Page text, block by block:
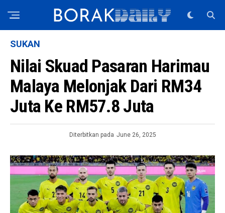
SUKAN
Nilai Skuad Pasaran Harimau
Malaya Melonjak Dari RM34
Juta Ke RM57.8 Juta
Diterbitkan pada June 26, 2025